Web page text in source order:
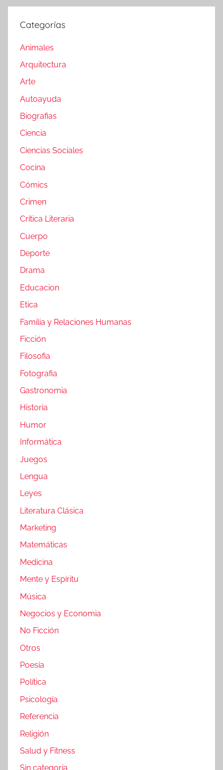
Categorías
Animales
Arquitectura
Arte
Autoayuda
Biografias
Ciencia
Ciencias Sociales
Cocina
Cómics
Crimen
Crítica Literaria
Cuerpo
Deporte
Drama
Educacion
Etica
Familia y Relaciones Humanas
Ficción
Filosofia
Fotografia
Gastronomia
Historia
Humor
Informática
Juegos
Lengua
Leyes
Literatura Clásica
Marketing
Matemáticas
Medicina
Mente y Espíritu
Música
Negocios y Economia
No Ficción
Otros
Poesía
Política
Psicología
Referencia
Religión
Salud y Fitness
Sin categoría